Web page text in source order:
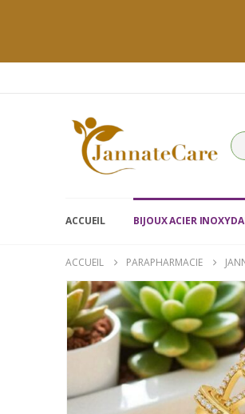
ACCUEIL BIJOUX ACIER
ACCUEIL PARAPHARMACIE